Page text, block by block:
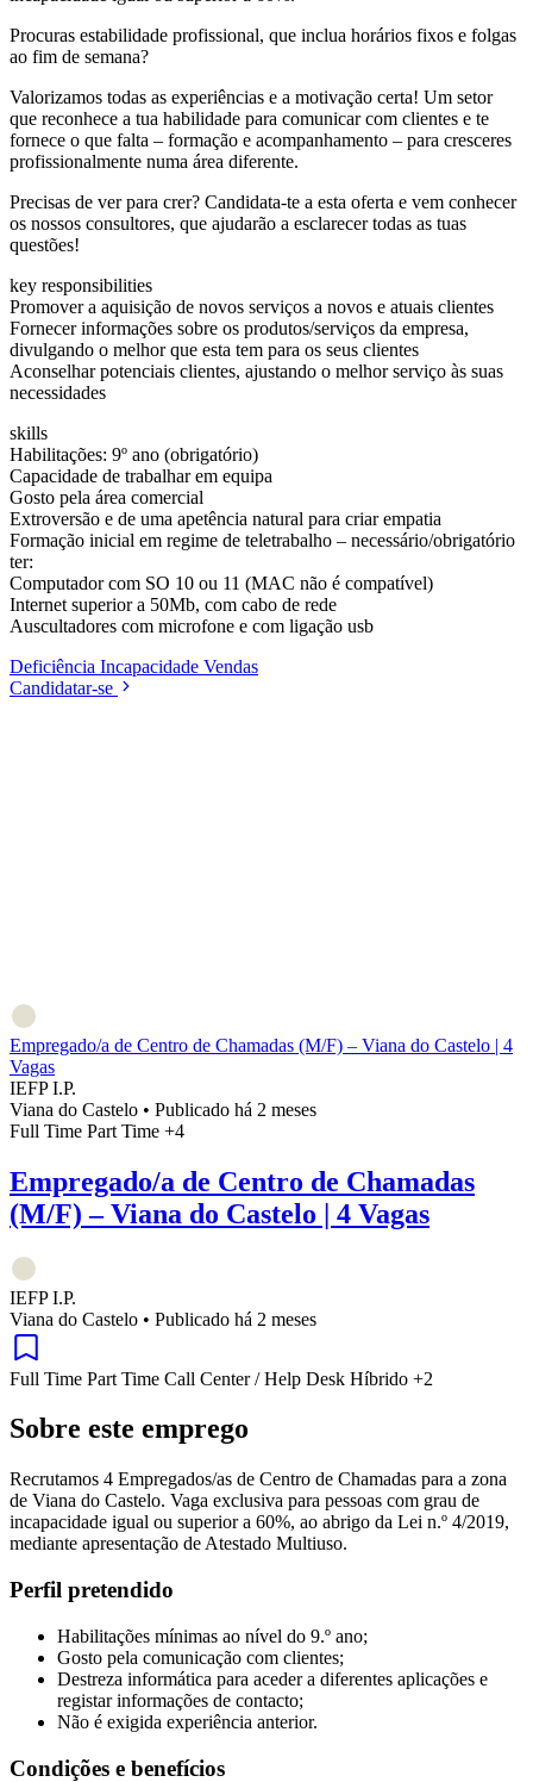
Procuras estabilidade profissional, que inclua horários fixos e folgas
ao fim de semana?
Valorizamos todas as experiências e a motivação certa! Um setor
que reconhece a tua habilidade para comunicar com clientes e te
fornece o que falta – formação e acompanhamento – para cresceres
profissionalmente numa área diferente.
Precisas de ver para crer? Candidata-te a esta oferta e vem conhecer
os nossos consultores, que ajudarão a esclarecer todas as tuas
questões!
key responsibilities
Promover a aquisição de novos serviços a novos e atuais clientes
Fornecer informações sobre os produtos/serviços da empresa,
divulgando o melhor que esta tem para os seus clientes
Aconselhar potenciais clientes, ajustando o melhor serviço às suas
necessidades
skills
Habilitações: 9º ano (obrigatório)
Capacidade de trabalhar em equipa
Gosto pela área comercial
Extroversão e de uma apetência natural para criar empatia
Formação inicial em regime de teletrabalho – necessário/obrigatório
ter:
Computador com SO 10 ou 11 (MAC não é compatível)
Internet superior a 50Mb, com cabo de rede
Auscultadores com microfone e com ligação usb
Deficiência Incapacidade Vendas
Candidatar-se
Empregado/a de Centro de Chamadas (M/F) – Viana do Castelo | 4
Vagas
IEFP I.P.
Viana do Castelo • Publicado há 2 meses
Full Time Part Time +4
Empregado/a de Centro de Chamadas
(M/F) – Viana do Castelo | 4 Vagas
IEFP I.P.
Viana do Castelo • Publicado há 2 meses
Full Time Part Time Call Center / Help Desk Híbrido +2
Sobre este emprego
Recrutamos 4 Empregados/as de Centro de Chamadas para a zona
de Viana do Castelo. Vaga exclusiva para pessoas com grau de
incapacidade igual ou superior a 60%, ao abrigo da Lei n.º 4/2019,
mediante apresentação de Atestado Multiuso.
Perfil pretendido
Habilitações mínimas ao nível do 9.º ano;
Gosto pela comunicação com clientes;
Destreza informática para aceder a diferentes aplicações e
registar informações de contacto;
Não é exigida experiência anterior.
Condições e benefícios